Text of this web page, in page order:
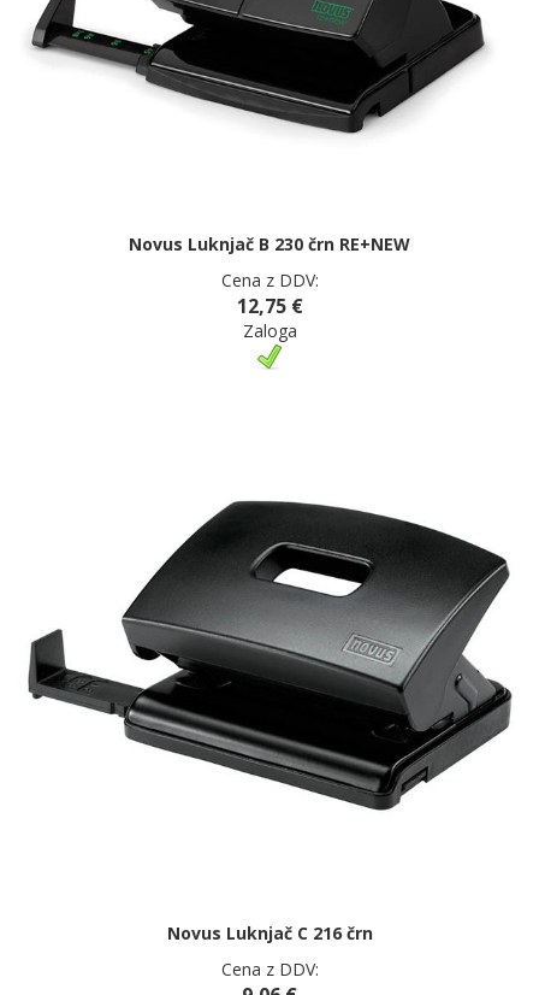
Novus Luknjač B 230 črn RE+NEW
Cena z DDV:
12,75 €
Zaloga
Novus Luknjač C 216 črn
Cena z DDV: